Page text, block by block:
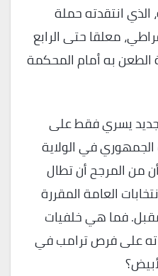
الذي انتقدته حملة
معلقا حتى الرابع
الطعن به أمام المحكمة
يسري فقط على
الجمهوري في الولاية
من المرجح أن تطال
العامة المقررة
فما هي خلفيات
على فرص ترامب في